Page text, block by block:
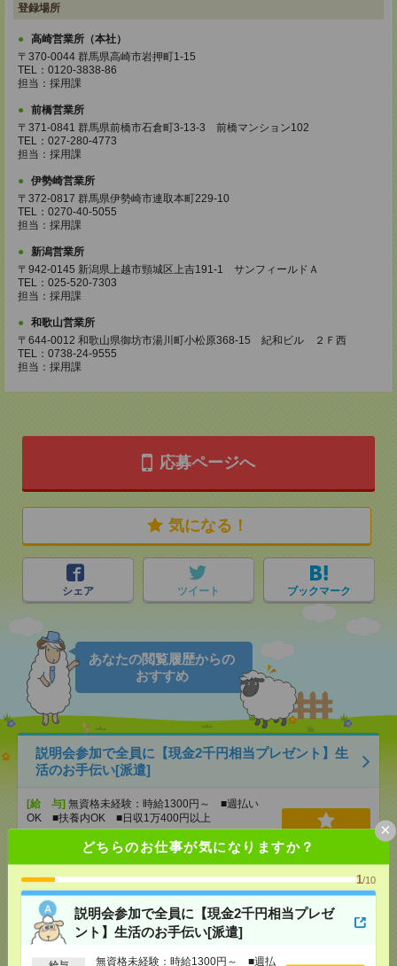
どちらのお仕事が気になりますか？
1/10
説明会参加で全員に【現金2千円相当プレゼ
ント】生活のお手伝い[派遣]
無資格未経験：時給1300円～ ■週払
×
登録場所
高崎営業所（本社）
〒370-0044 群馬県高崎市岩押町1-15
TEL：0120-3838-86
担当：採用課
前橋営業所
〒371-0841 群馬県前橋市石倉町3-13-3 前橋マンション102
TEL：027-280-4773
担当：採用課
伊勢崎営業所
〒372-0817 群馬県伊勢崎市連取本町229-10
TEL：0270-40-5055
担当：採用課
新潟営業所
〒942-0145 新潟県上越市頸城区上吉191-1 サンフィールドＡ
TEL：025-520-7303
担当：採用課
和歌山営業所
〒644-0012 和歌山県御坊市湯川町小松原368-15 紀和ビル ２Ｆ西
TEL：0738-24-9555
担当：採用課
応募ページへ
気になる！
シェア ツイート ブックマーク
あなたの閲覧履歴からの
おすすめ
説明会参加で全員に【現金2千円相当プレゼント】生
活のお手伝い[派遣]
[給 与] 無資格未経験：時給1300円～ ■週払い
OK ■扶養内OK ■日収1万400円以上
桐生駅 / 桐生球場前駅 / 新里(群馬県)駅/ …
気になる！
【オープニング募集】おばあちゃんのお散歩付き添
いも仕事の1つ[派遣]